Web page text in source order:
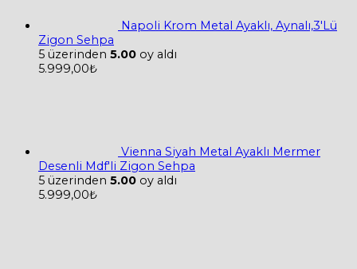
Napoli Krom Metal Ayaklı, Aynalı,3'Lü
Zigon Sehpa
5 üzerinden 5.00 oy aldı
5.999,00₺
Vienna Siyah Metal Ayaklı Mermer
Desenli Mdf'li Zigon Sehpa
5 üzerinden 5.00 oy aldı
5.999,00₺